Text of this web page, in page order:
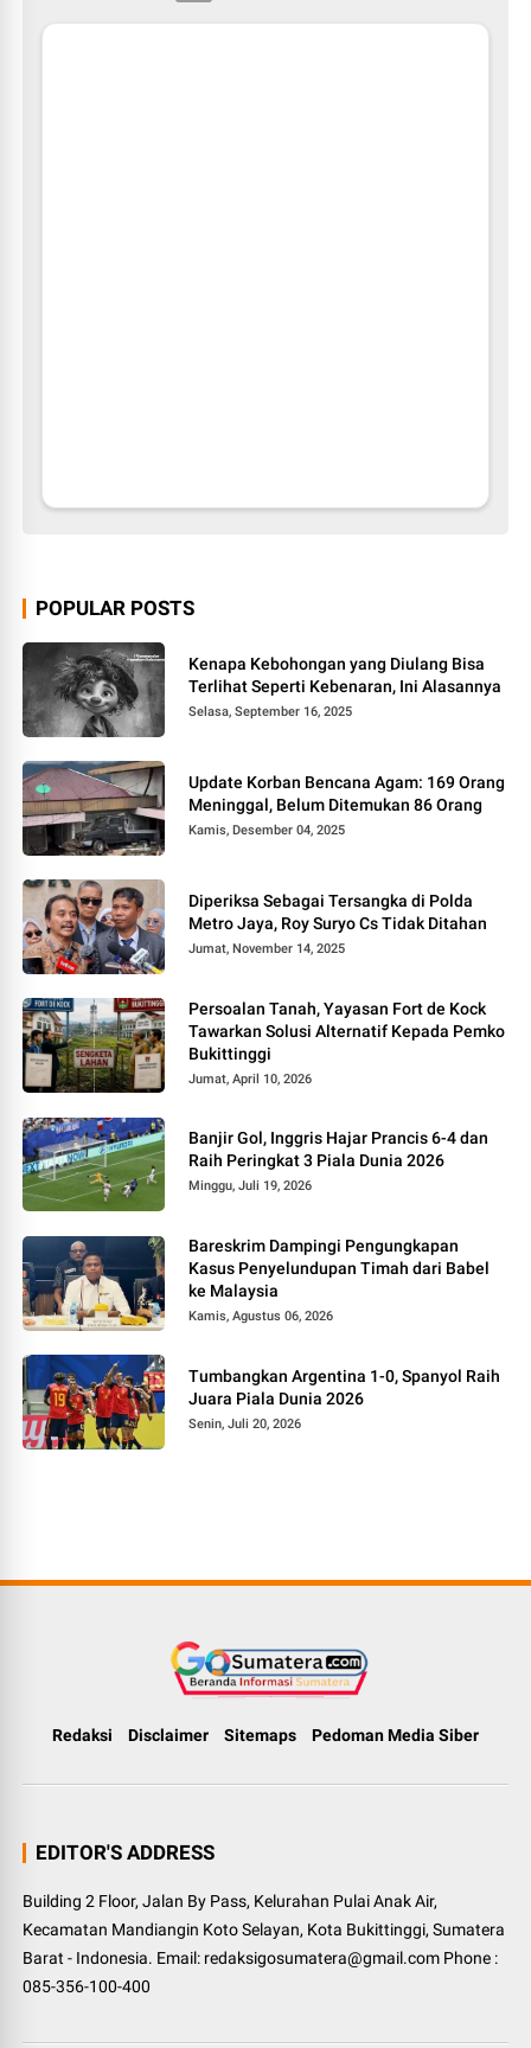
POPULAR POSTS
Kenapa Kebohongan yang Diulang Bisa
Terlihat Seperti Kebenaran, Ini Alasannya
Selasa, September 16, 2025
Update Korban Bencana Agam: 169 Orang
Meninggal, Belum Ditemukan 86 Orang
Kamis, Desember 04, 2025
Diperiksa Sebagai Tersangka di Polda
Metro Jaya, Roy Suryo Cs Tidak Ditahan
Jumat, November 14, 2025
Persoalan Tanah, Yayasan Fort de Kock
Tawarkan Solusi Alternatif Kepada Pemko
Bukittinggi
Jumat, April 10, 2026
Banjir Gol, Inggris Hajar Prancis 6-4 dan
Raih Peringkat 3 Piala Dunia 2026
Minggu, Juli 19, 2026
Bareskrim Dampingi Pengungkapan
Kasus Penyelundupan Timah dari Babel
ke Malaysia
Kamis, Agustus 06, 2026
Tumbangkan Argentina 1-0, Spanyol Raih
Juara Piala Dunia 2026
Senin, Juli 20, 2026
Redaksi Disclaimer Sitemaps Pedoman Media Siber
EDITOR'S ADDRESS
Building 2 Floor, Jalan By Pass, Kelurahan Pulai Anak Air,
Kecamatan Mandiangin Koto Selayan, Kota Bukittinggi, Sumatera
Barat - Indonesia. Email: redaksigosumatera@gmail.com Phone :
085-356-100-400